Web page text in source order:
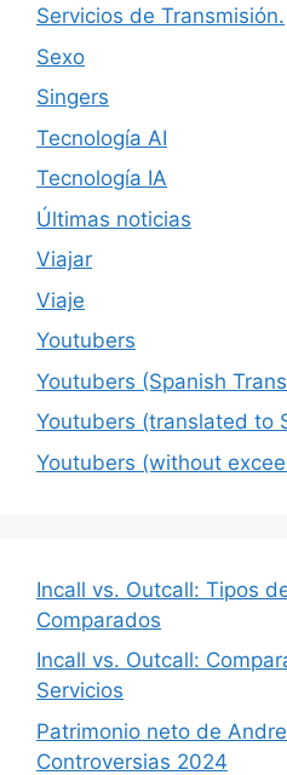
Servicios de Transmisión.
Sexo
Singers
Tecnología AI
Tecnología IA
Últimas noticias
Viajar
Viaje
Youtubers
Youtubers (Spanish
Youtubers (translated to
Youtubers (without
Incall vs. Outcall: Tipos
Comparados
Incall vs. Outcall:
Servicios
Patrimonio neto de
Controversias 2024